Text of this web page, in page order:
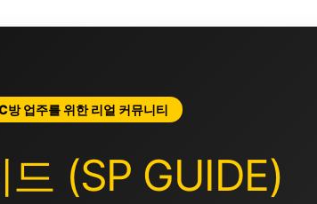
방 업주를 위한 리얼 커뮤니티
(SP GUIDE)